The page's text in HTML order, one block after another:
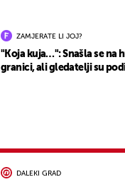
ZAMJERATE LI JOJ?
"Koja kuja…": Snašla se na
granici, ali gledatelji su
DALEKI GRAD